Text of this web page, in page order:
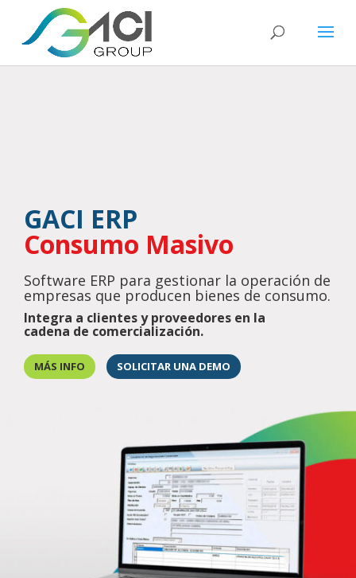
GACI ERP
Consumo Masivo
Software ERP para gestionar la operación de
empresas que producen bienes de consumo.
Integra a clientes y proveedores en la
cadena de comercialización.
MÁS INFO SOLICITAR UNA DEMO